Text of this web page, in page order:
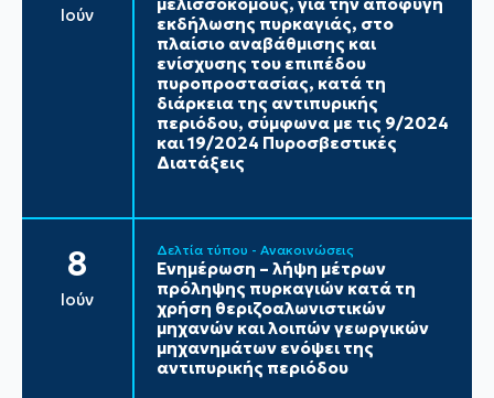
Ιούν
μελισσοκόμους, για την αποφυγή
εκδήλωσης πυρκαγιάς, στο
πλαίσιο αναβάθμισης και
ενίσχυσης του επιπέδου
πυροπροστασίας, κατά τη
διάρκεια της αντιπυρικής
περιόδου, σύμφωνα με τις 9/2024
και 19/2024 Πυροσβεστικές
Διατάξεις
8
Ιούν
Δελτία τύπου - Ανακοινώσεις
Ενημέρωση – λήψη μέτρων
πρόληψης πυρκαγιών κατά τη
χρήση θεριζοαλωνιστικών
μηχανών και λοιπών γεωργικών
μηχανημάτων ενόψει της
αντιπυρικής περιόδου